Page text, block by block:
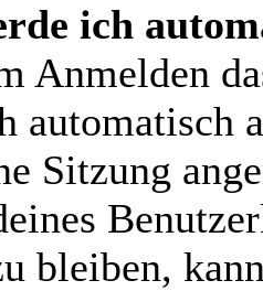
ich
Anmelden
automatisch
Sitzung
bleiben,